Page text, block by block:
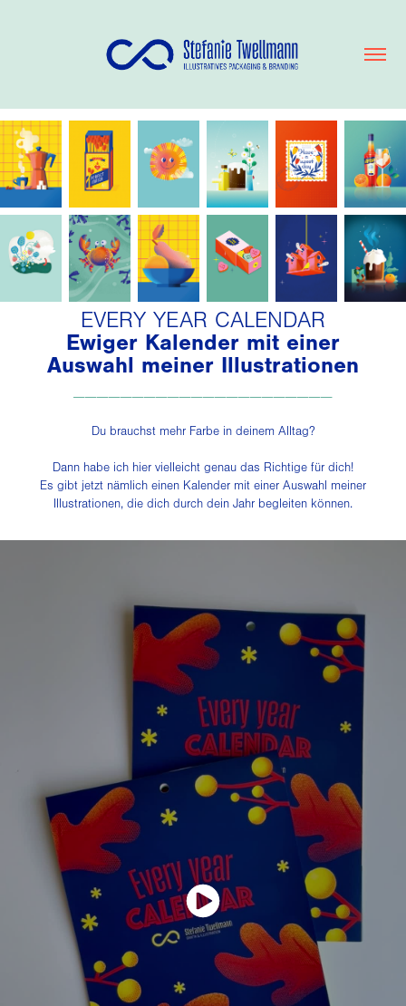
EVERY YEAR CALENDAR
Ewiger Kalender mit einer
Auswahl meiner Illustrationen
Du brauchst mehr Farbe in deinem Alltag?
Dann habe ich hier vielleicht genau das Richtige für dich!
Es gibt jetzt nämlich einen Kalender mit einer Auswahl meiner
Illustrationen, die dich durch dein Jahr begleiten können.